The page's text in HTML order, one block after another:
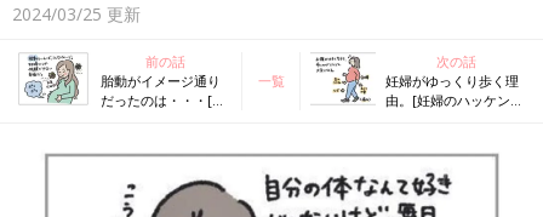
2024/03/25 更新
前の話
胎動がイメージ通り
だったのは・・・[妊
一覧
次の話
妊婦がゆっくり歩く理
由。[妊婦のハッケン